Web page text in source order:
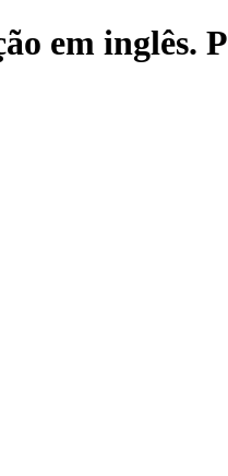
em inglês.